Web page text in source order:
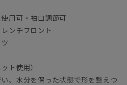
用可・袖口調節可
ンチフロント
ト使用）
、水分を保った状態で形を整えつ